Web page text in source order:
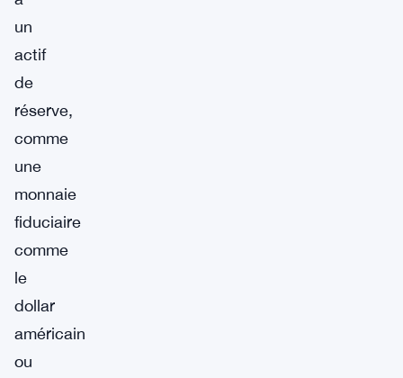
un
actif
de
réserve,
comme
une
monnaie
fiduciaire
comme
le
dollar
américain
ou